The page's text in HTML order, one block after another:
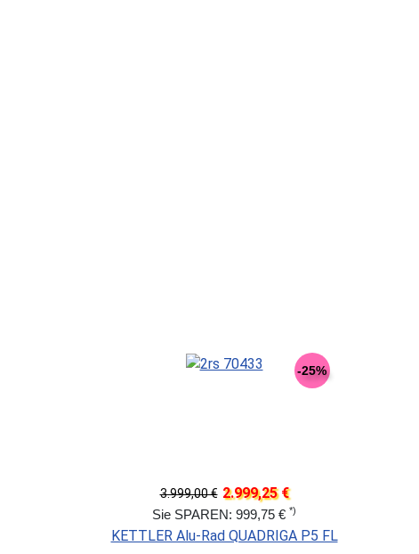
-25%
3.999,00 € 2.999,25 €
Sie SPAREN: 999,75 € *)
KETTLER Alu-Rad QUADRIGA P5 FL